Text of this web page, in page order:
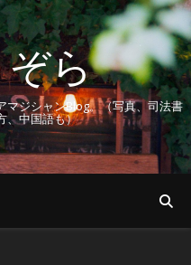
ら
マジシャンBlog。（写真、司法書
、中国語も）